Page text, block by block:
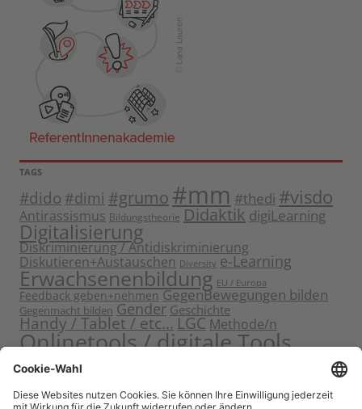
TAGS
#dido #dimi #grumo #mm #thedi #visdo
Antirassismus Bildungstheorie Didaktik digiLearning
Digitalisierung
Diskriminierung / Antidiskriminierung
Diskutieren+Austauschen Diversity e-Learning
Erwachsenenbildung EU / Europa
Feedback geben+nehmen GegenBewegungen bilden
Gegenmacht bilden Gender Geschichte
Handy / Tablet / etc... LGC Methode/n
Onlinetools / digitale Tools
Politische Bildung
Sensibilisieren Sichern+Verankern Solidarität